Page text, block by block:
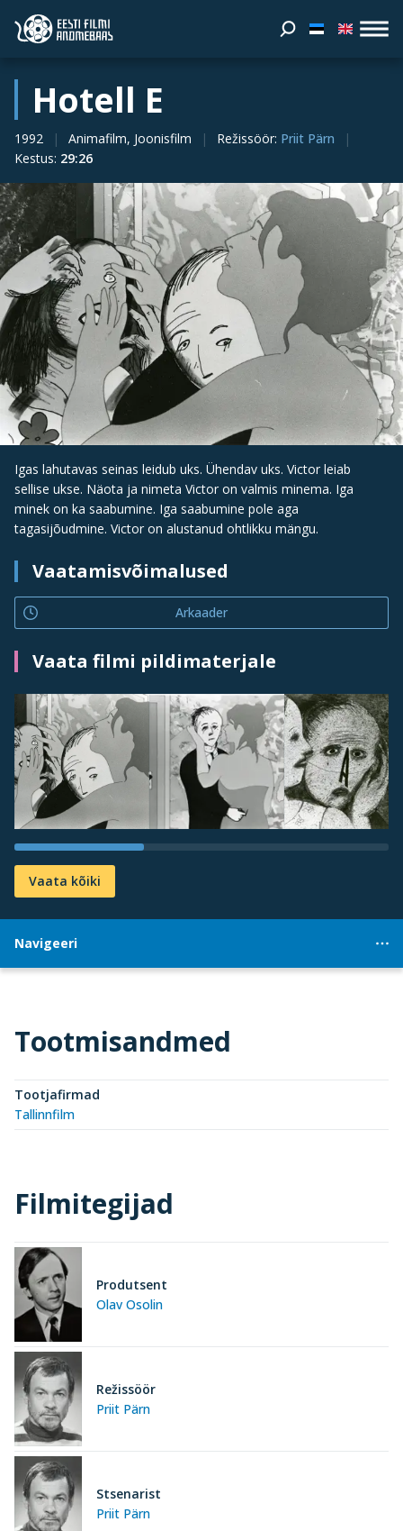
Hotell E
1992 Animafilm, Joonisfilm Režissöör: Priit Pärn
Kestus: 29:26
Igas lahutavas seinas leidub uks. Ühendav uks. Victor leiab
sellise ukse. Näota ja nimeta Victor on valmis minema. Iga
minek on ka saabumine. Iga saabumine pole aga
tagasijõudmine. Victor on alustanud ohtlikku mängu.
Vaatamisvõimalused
Arkaader
Vaata filmi pildimaterjale
Vaata kõiki
Navigeeri
Tootmisandmed
Tootjafirmad
Tallinnfilm
Filmitegijad
Olav Osolin
Produtsent
Priit Pärn
Režissöör
Priit Pärn
Stsenarist